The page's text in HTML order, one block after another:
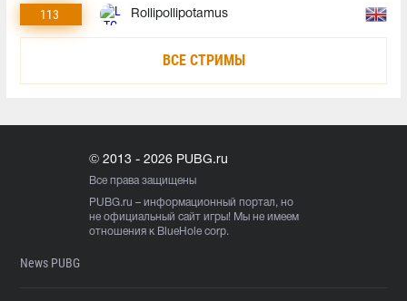
113 Rollipollipotamus
ВСЕ СТРИМЫ
© 2013 - 2026 PUBG.ru
Все права защищены
PUBG.ru – информационный портал, но
не официальный сайт игры! Мы не имеем
отношения к BlueHole corp.
News PUBG